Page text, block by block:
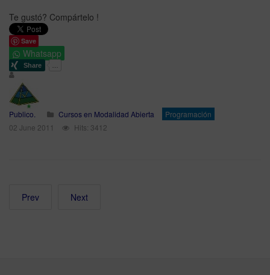
Te gustó? Compártelo !
Save
Whatsapp
Publico. Cursos en Modalidad Abierta
Programación
02 June 2011
Hits: 3412
Prev Next